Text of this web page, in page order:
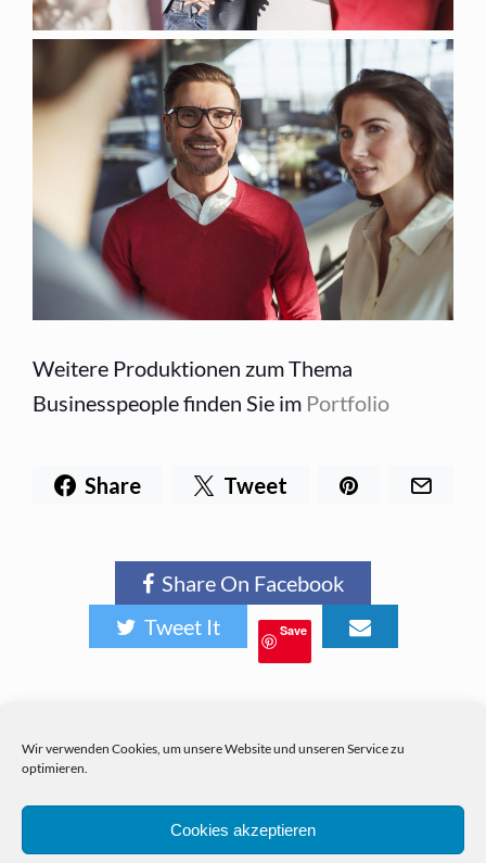
Wir verwenden Cookies, um unsere Website und unseren Service zu
optimieren.
Cookies akzeptieren
Weitere Produktionen zum Thema
Businesspeople finden Sie im Portfolio
Share Tweet
Share On Facebook
Tweet It
Save